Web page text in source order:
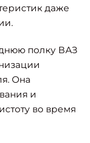
даже
полку ВАЗ
Она
и
во время